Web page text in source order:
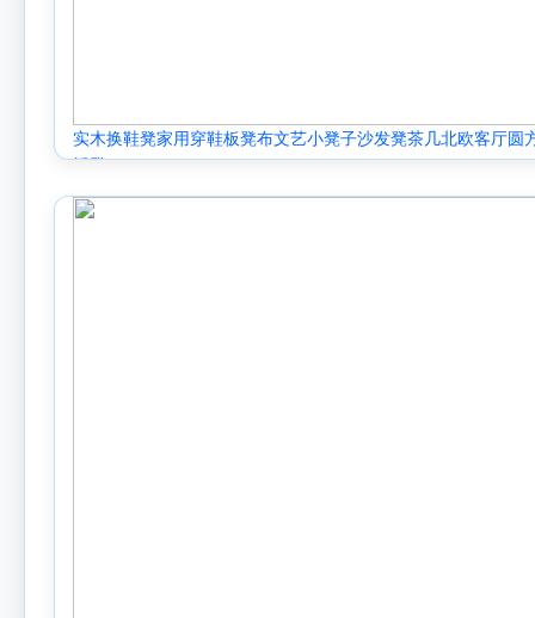
实木换鞋凳家用穿鞋板凳布文艺小凳子沙发凳茶几北欧客厅圆
矮凳.